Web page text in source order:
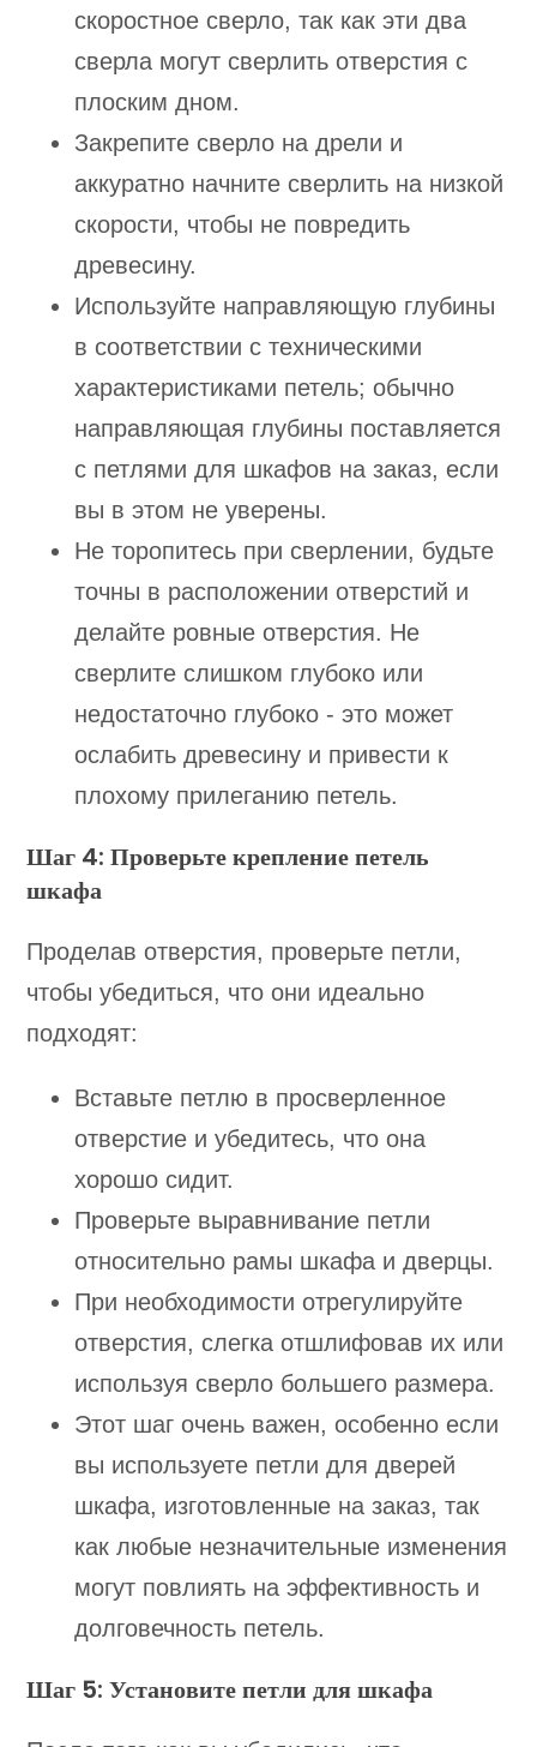
скоростное сверло, так как эти два
сверла могут сверлить отверстия с
плоским дном.
Закрепите сверло на дрели и
аккуратно начните сверлить на низкой
скорости, чтобы не повредить
древесину.
Используйте направляющую глубины
в соответствии с техническими
характеристиками петель; обычно
направляющая глубины поставляется
с петлями для шкафов на заказ, если
вы в этом не уверены.
Не торопитесь при сверлении, будьте
точны в расположении отверстий и
делайте ровные отверстия. Не
сверлите слишком глубоко или
недостаточно глубоко - это может
ослабить древесину и привести к
плохому прилеганию петель.
Шаг 4: Проверьте крепление петель
шкафа
Проделав отверстия, проверьте петли,
чтобы убедиться, что они идеально
подходят:
Вставьте петлю в просверленное
отверстие и убедитесь, что она
хорошо сидит.
Проверьте выравнивание петли
относительно рамы шкафа и дверцы.
При необходимости отрегулируйте
отверстия, слегка отшлифовав их или
используя сверло большего размера.
Этот шаг очень важен, особенно если
вы используете петли для дверей
шкафа, изготовленные на заказ, так
как любые незначительные изменения
могут повлиять на эффективность и
долговечность петель.
Шаг 5: Установите петли для шкафа